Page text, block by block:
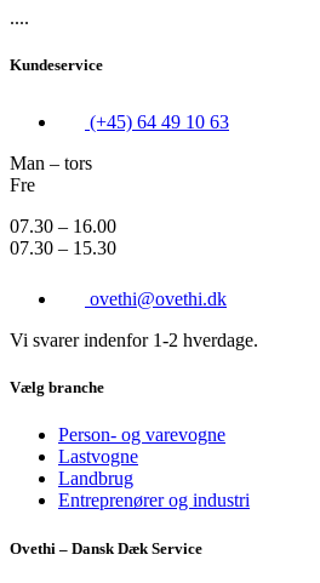
....
Kundeservice
(+45) 64 49 10 63
Man – tors
Fre
07.30 – 16.00
07.30 – 15.30
ovethi@ovethi.dk
Vi svarer indenfor 1-2 hverdage.
Vælg branche
Person- og varevogne
Lastvogne
Landbrug
Entreprenører og industri
Ovethi – Dansk Dæk Service